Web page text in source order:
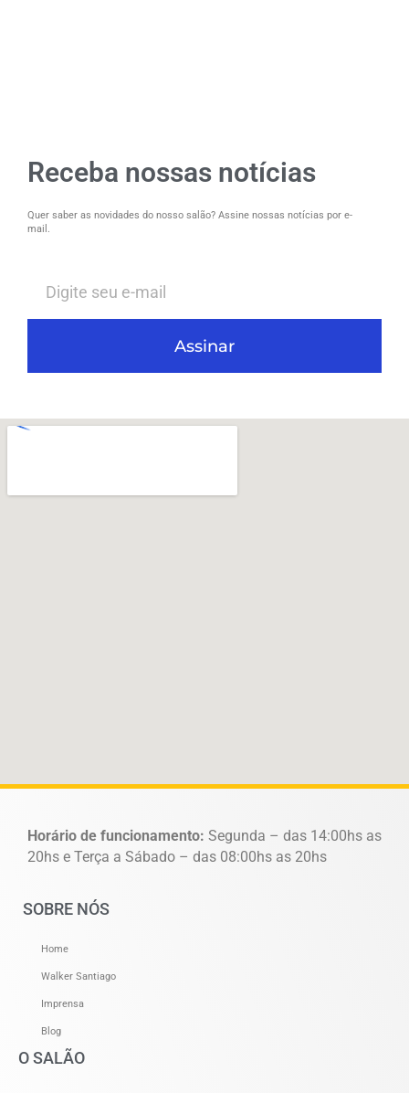
Receba nossas notícias
Quer saber as novidades do nosso salão? Assine nossas notícias por e-
mail.
Assinar
Horário de funcionamento: Segunda – das 14:00hs as
20hs e Terça a Sábado – das 08:00hs as 20hs
SOBRE NÓS
Home
Walker Santiago
Imprensa
Blog
O SALÃO